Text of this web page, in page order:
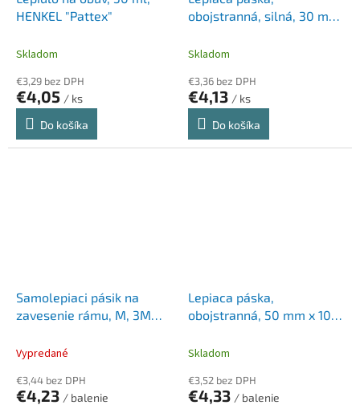
HENKEL "Pattex"
Skladom
€3,29 bez DPH
€4,05 / ks
Do košíka
obojstranná, silná, 30 mm
"Universal Gel", priehľadná
Skladom
€3,36 bez DPH
€4,13 / ks
Do košíka
Samolepiaci pásik na
zavesenie rámu, M, 3M
Vypredané
€3,44 bez DPH
€4,23 / balenie
Lepiaca páska,
obojstranná, 50 mm x 10
Skladom
€3,52 bez DPH
€4,33 / balenie